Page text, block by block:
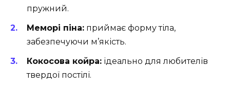
пружний.
Меморі піна: приймає форму тіла,
забезпечуючи м’якість.
Кокосова койра: ідеально для любителів
твердої постілі.